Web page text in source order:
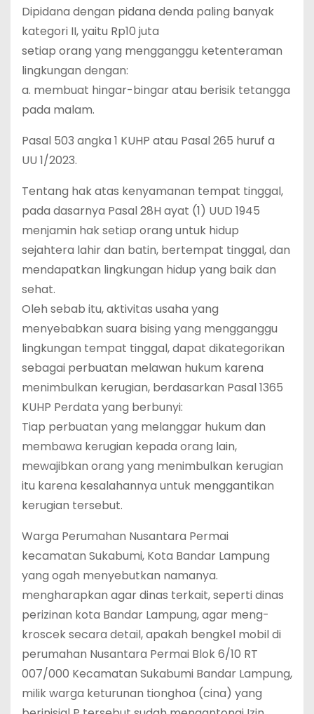
Dipidana dengan pidana denda paling banyak
kategori II, yaitu Rp10 juta
setiap orang yang mengganggu ketenteraman
lingkungan dengan:
a. membuat hingar-bingar atau berisik tetangga
pada malam.
Pasal 503 angka 1 KUHP atau Pasal 265 huruf a
UU 1/2023.
Tentang hak atas kenyamanan tempat tinggal,
pada dasarnya Pasal 28H ayat (1) UUD 1945
menjamin hak setiap orang untuk hidup
sejahtera lahir dan batin, bertempat tinggal, dan
mendapatkan lingkungan hidup yang baik dan
sehat.
Oleh sebab itu, aktivitas usaha yang
menyebabkan suara bising yang mengganggu
lingkungan tempat tinggal, dapat dikategorikan
sebagai perbuatan melawan hukum karena
menimbulkan kerugian, berdasarkan Pasal 1365
KUHP Perdata yang berbunyi:
Tiap perbuatan yang melanggar hukum dan
membawa kerugian kepada orang lain,
mewajibkan orang yang menimbulkan kerugian
itu karena kesalahannya untuk menggantikan
kerugian tersebut.
Warga Perumahan Nusantara Permai
kecamatan Sukabumi, Kota Bandar Lampung
yang ogah menyebutkan namanya.
mengharapkan agar dinas terkait, seperti dinas
perizinan kota Bandar Lampung, agar meng-
kroscek secara detail, apakah bengkel mobil di
perumahan Nusantara Permai Blok 6/10 RT
007/000 Kecamatan Sukabumi Bandar Lampung,
milik warga keturunan tionghoa (cina) yang